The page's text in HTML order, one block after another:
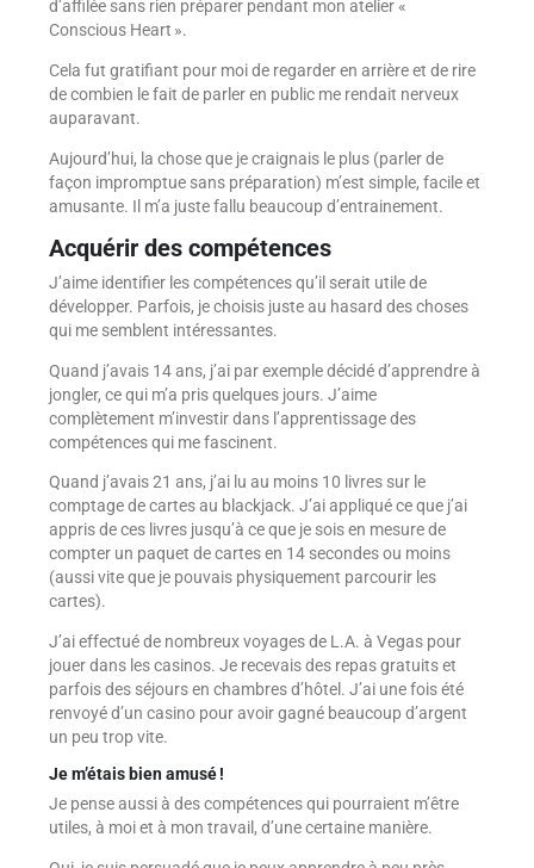
d’affilée sans rien préparer pendant mon atelier «
Conscious Heart ».
Cela fut gratifiant pour moi de regarder en arrière et de rire
de combien le fait de parler en public me rendait nerveux
auparavant.
Aujourd’hui, la chose que je craignais le plus (parler de
façon impromptue sans préparation) m’est simple, facile et
amusante. Il m’a juste fallu beaucoup d’entrainement.
Acquérir des compétences
J’aime identifier les compétences qu’il serait utile de
développer. Parfois, je choisis juste au hasard des choses
qui me semblent intéressantes.
Quand j’avais 14 ans, j’ai par exemple décidé d’apprendre à
jongler, ce qui m’a pris quelques jours. J’aime
complètement m’investir dans l’apprentissage des
compétences qui me fascinent.
Quand j’avais 21 ans, j’ai lu au moins 10 livres sur le
comptage de cartes au blackjack. J’ai appliqué ce que j’ai
appris de ces livres jusqu’à ce que je sois en mesure de
compter un paquet de cartes en 14 secondes ou moins
(aussi vite que je pouvais physiquement parcourir les
cartes).
J’ai effectué de nombreux voyages de L.A. à Vegas pour
jouer dans les casinos. Je recevais des repas gratuits et
parfois des séjours en chambres d’hôtel. J’ai une fois été
renvoyé d’un casino pour avoir gagné beaucoup d’argent
un peu trop vite.
Je m’étais bien amusé !
Je pense aussi à des compétences qui pourraient m’être
utiles, à moi et à mon travail, d’une certaine manière.